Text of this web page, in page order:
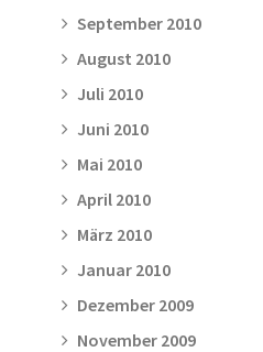
September 2010
August 2010
Juli 2010
Juni 2010
Mai 2010
April 2010
März 2010
Januar 2010
Dezember 2009
November 2009